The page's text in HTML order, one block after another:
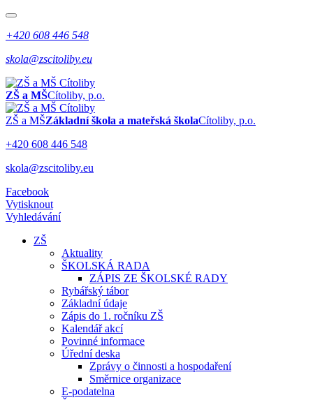
+420 608 446 548
skola@zscitoliby.eu
ZŠ a MŠCítoliby, p.o.
ZŠ a MŠZákladní škola a mateřská školaCítoliby, p.o.
+420 608 446 548
skola@zscitoliby.eu
Facebook
Vytisknout
Vyhledávání
ZŠ
Aktuality
ŠKOLSKÁ RADA
ZÁPIS ZE ŠKOLSKÉ RADY
Rybářský tábor
Základní údaje
Zápis do 1. ročníku ZŠ
Kalendář akcí
Povinné informace
Úřední deska
Zprávy o činnosti a hospodaření
Směrnice organizace
E-podatelna